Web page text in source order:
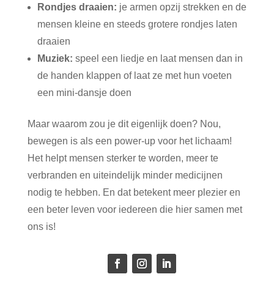
Rondjes draaien: je armen opzij strekken en de
mensen kleine en steeds grotere rondjes laten
draaien
Muziek: speel een liedje en laat mensen dan in
de handen klappen of laat ze met hun voeten
een mini-dansje doen
Maar waarom zou je dit eigenlijk doen? Nou,
bewegen is als een power-up voor het lichaam!
Het helpt mensen sterker te worden, meer te
verbranden en uiteindelijk minder medicijnen
nodig te hebben. En dat betekent meer plezier en
een beter leven voor iedereen die hier samen met
ons is!